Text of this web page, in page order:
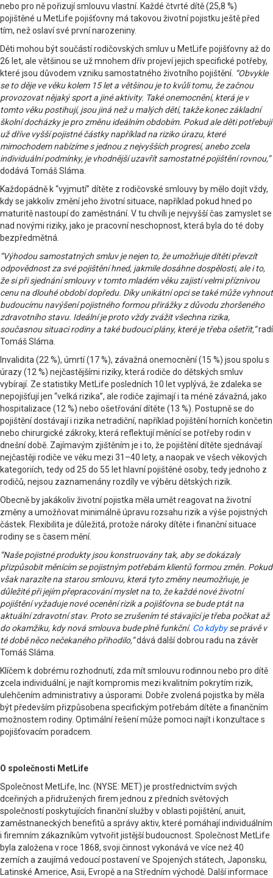
nebo pro ně pořizují smlouvu vlastní. Každé čtvrté dítě (25,8 %)
pojištěné u MetLife pojišťovny má takovou životní pojistku ještě před
tím, než oslaví své první narozeniny.
Děti mohou být součástí rodičovských smluv u MetLife pojišťovny až do
26 let, ale většinou se už mnohem dřív projeví jejich specifické potřeby,
které jsou důvodem vzniku samostatného životního pojištění. “Obvykle
se to děje ve věku kolem 15 let a většinou je to kvůli tomu, že začnou
provozovat nějaký sport a jiné aktivity. Také onemocnění, která je v
tomto věku postihují, jsou jiná než u malých dětí, takže konec základní
školní docházky je pro změnu ideálním obdobím. Pokud ale děti potřebují
už dříve vyšší pojistné částky například na riziko úrazu, které
mimochodem nabízíme s jednou z nejvyšších progresí, anebo zcela
individuální podmínky, je vhodnější uzavřít samostatné pojištění rovnou,”
dodává Tomáš Sláma.
Každopádně k “vyjmutí” dítěte z rodičovské smlouvy by mělo dojít vždy,
kdy se jakkoliv změní jeho životní situace, například pokud hned po
maturitě nastoupí do zaměstnání. V tu chvíli je nejvyšší čas zamyslet se
nad novými riziky, jako je pracovní neschopnost, která byla do té doby
bezpředmětná.
“Výhodou samostatných smluv je nejen to, že umožňuje dítěti převzít
odpovědnost za své pojištění hned, jakmile dosáhne dospělosti, ale i to,
že si při sjednání smlouvy v tomto mladém věku zajistí velmi příznivou
cenu na dlouhé období dopředu. Díky unikátní opci se také může vyhnout
budoucímu navýšení pojistného formou přirážky z důvodu zhoršeného
zdravotního stavu. Ideální je proto vždy zvážit všechna rizika,
současnou situaci rodiny a také budoucí plány, které je třeba ošetřit,”radí
Tomáš Sláma.
Invalidita (22 %), úmrtí (17 %), závažná onemocnění (15 %) jsou spolu s
úrazy (12 %) nejčastějšími riziky, která rodiče do dětských smluv
vybírají. Ze statistiky MetLife posledních 10 let vyplývá, že zdaleka se
nepojišťují jen “velká rizika”, ale rodiče zajímají i ta méně závažná, jako
hospitalizace (12 %) nebo ošetřování dítěte (13 %). Postupně se do
pojištění dostávají i rizika netradiční, například pojištění horních končetin
nebo chirurgické zákroky, která reflektují měnící se potřeby rodin v
dnešní době. Zajímavým zjištěním je i to, že pojištění dítěte sjednávají
nejčastěji rodiče ve věku mezi 31–40 lety, a naopak ve všech věkových
kategoriích, tedy od 25 do 55 let hlavní pojištěné osoby, tedy jednoho z
rodičů, nejsou zaznamenány rozdíly ve výběru dětských rizik.
Obecně by jakákoliv životní pojistka měla umět reagovat na životní
změny a umožňovat minimálně úpravu rozsahu rizik a výše pojistných
částek. Flexibilita je důležitá, protože nároky dítěte i finanční situace
rodiny se s časem mění.
“Naše pojistné produkty jsou konstruovány tak, aby se dokázaly
přizpůsobit měnícím se pojistným potřebám klientů formou změn. Pokud
však narazíte na starou smlouvu, která tyto změny neumožňuje, je
důležité při jejím přepracování myslet na to, že každé nové životní
pojištění vyžaduje nové ocenění rizik a pojišťovna se bude ptát na
aktuální zdravotní stav. Proto se zrušením té stávající je třeba počkat až
do okamžiku, kdy nová smlouva bude plně funkční. Co kdybyse právě v
té době něco nečekaného přihodilo,”dává další dobrou radu na závěr
Tomáš Sláma.
Klíčem k dobrému rozhodnutí, zda mít smlouvu rodinnou nebo pro dítě
zcela individuální, je najít kompromis mezi kvalitním pokrytím rizik,
ulehčením administrativy a úsporami. Dobře zvolená pojistka by měla
být především přizpůsobena specifickým potřebám dítěte a finančním
možnostem rodiny. Optimální řešení může pomoci najít i konzultace s
pojišťovacím poradcem.
O společnosti MetLife
Společnost MetLife, Inc. (NYSE: MET) je prostřednictvím svých
dceřiných a přidružených firem jednou z předních světových
společností poskytujících finanční služby v oblasti pojištění, anuit,
zaměstnaneckých benefitů a správy aktiv, které pomáhají individuálním
i firemním zákazníkům vytvořit jistější budoucnost. Společnost MetLife
byla založena v roce 1868, svoji činnost vykonává ve více než 40
zemích a zaujímá vedoucí postavení ve Spojených státech, Japonsku,
Latinské Americe, Asii, Evropě a na Středním východě. Další informace